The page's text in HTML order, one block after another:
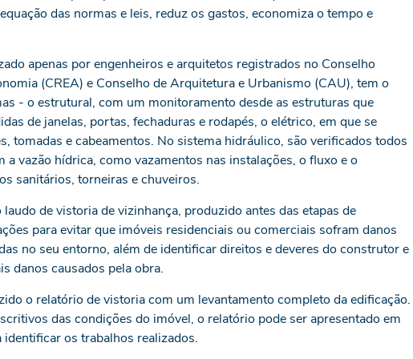
das normas e leis, reduz os gastos, economiza o tempo e
apenas por engenheiros e arquitetos registrados no Conselho
(CREA) e Conselho de Arquitetura e Urbanismo (CAU), tem o
- o estrutural, com um monitoramento desde as estruturas que
de janelas, portas, fechaduras e rodapés, o elétrico, em que se
tomadas e cabeamentos. No sistema hidráulico, são verificados todos
a vazão hídrica, como vazamentos nas instalações, o fluxo e o
sanitários, torneiras e chuveiros.
de vistoria de vizinhança, produzido antes das etapas de
para evitar que imóveis residenciais ou comerciais sofram danos
no seu entorno, além de identificar direitos e deveres do construtor e
danos causados pela obra.
o relatório de vistoria com um levantamento completo da edificação.
das condições do imóvel, o relatório pode ser apresentado em
os trabalhos realizados.